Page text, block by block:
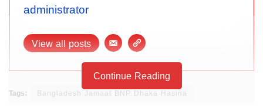
administrator
View all posts
Continue Reading
Tags: Bangladesh Jamaat BNP Dhaka Hasina